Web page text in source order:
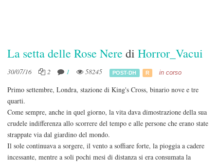
La setta delle Rose Nere di Horror_Vacui
30/07/16 2 1 58245 POST-DH R in corso
Primo settembre, Londra, stazione di King's Cross, binario nove e tre
quarti.
Come sempre, anche in quel giorno, la vita dava dimostrazione della sua
crudele indifferenza allo scorrere del tempo e alle persone che erano state
strappate via dal giardino del mondo.
Il sole continuava a sorgere, il vento a soffiare forte, la pioggia a cadere
incessante, mentre a soli pochi mesi di distanza si era consumata la